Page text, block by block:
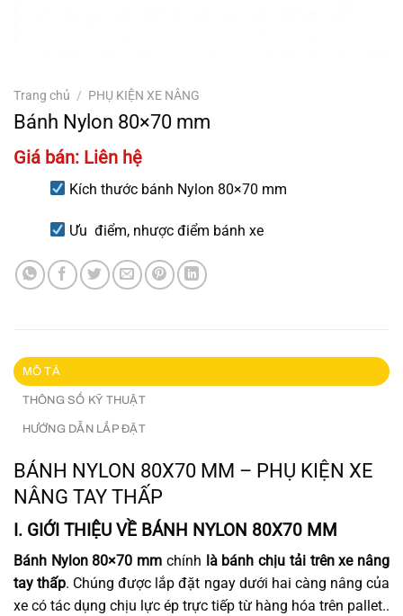
Trang chủ / PHỤ KIỆN XE NÂNG
Bánh Nylon 80×70 mm
Giá bán: Liên hệ
Kích thước bánh Nylon 80×70 mm
Ưu điểm, nhược điểm bánh xe
MÔ TẢ
THÔNG SỐ KỸ THUẬT
HƯỚNG DẪN LẮP ĐẶT
BÁNH NYLON 80X70 MM – PHỤ KIỆN XE
NÂNG TAY THẤP
I. GIỚI THIỆU VỀ BÁNH NYLON 80X70 MM
Bánh Nylon 80×70 mm chính là bánh chịu tải trên xe nâng
tay thấp. Chúng được lắp đặt ngay dưới hai càng nâng của
xe có tác dụng chịu lực ép trực tiếp từ hàng hóa trên pallet..